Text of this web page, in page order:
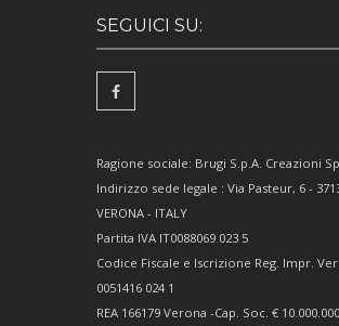
SEGUICI SU:
Ragione sociale: Brugi S.p.A. Creazioni
Indirizzo sede legale : Via Pasteur, 6 -
VERONA - ITALY
Partita IVA IT0088069 023 5
Codice Fiscale e Iscrizione Reg. Impr.
0051416 024 1
REA 166179 Verona -Cap. Soc. €